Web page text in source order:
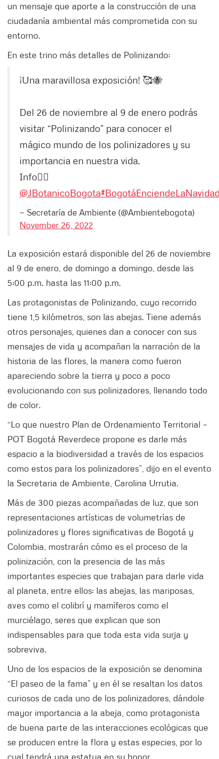
un mensaje que aporte a la construcción de una
ciudadanía ambiental más comprometida con su
entorno.
En este trino más detalles de Polinizando:
¡Una maravillosa exposición! 🥰🐝
Del 26 de noviembre al 9 de enero podrás
visitar “Polinizando” para conocer el
mágico mundo de los polinizadores y su
importancia en nuestra vida.
Info👉🏼
@JBotanicoBogota
— Secretaría de Ambiente (@Ambientebogota)
November 26, 2022
La exposición estará disponible del 26 de noviembre
al 9 de enero, de domingo a domingo, desde las
5:00 p.m. hasta las 11:00 p.m.
Las protagonistas de Polinizando, cuyo recorrido
tiene 1,5 kilómetros, son las abejas. Tiene además
otros personajes, quienes dan a conocer con sus
mensajes de vida y acompañan la narración de la
historia de las flores, la manera como fueron
apareciendo sobre la tierra y poco a poco
evolucionando con sus polinizadores, llenando todo
de color.
“Lo que nuestro Plan de Ordenamiento Territorial –
POT Bogotá Reverdece propone es darle más
espacio a la biodiversidad a través de los espacios
como estos para los polinizadores”, dijo en el evento
la Secretaria de Ambiente, Carolina Urrutia.
Más de 300 piezas acompañadas de luz, que son
representaciones artísticas de volumetrías de
polinizadores y flores significativas de Bogotá y
Colombia, mostrarán cómo es el proceso de la
polinización, con la presencia de las más
importantes especies que trabajan para darle vida
al planeta, entre ellos: las abejas, las mariposas,
aves como el colibrí y mamíferos como el
murciélago, seres que explican que son
indispensables para que toda esta vida surja y
sobreviva.
Uno de los espacios de la exposición se denomina
“El paseo de la fama” y en él se resaltan los datos
curiosos de cada uno de los polinizadores, dándole
mayor importancia a la abeja, como protagonista
de buena parte de las interacciones ecológicas que
se producen entre la flora y estas especies, por lo
cual tendrá una estatua en su honor.